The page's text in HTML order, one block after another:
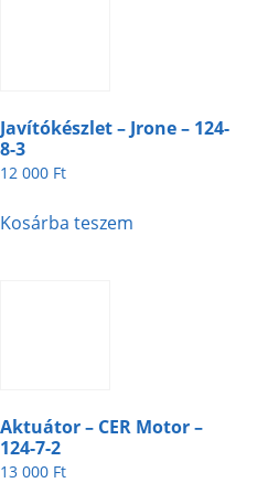
Javítókészlet – Jrone – 124-
8-3
12 000 Ft
Kosárba teszem
Aktuátor – CER Motor –
124-7-2
13 000 Ft